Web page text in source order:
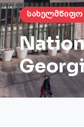
სახელმწიფო